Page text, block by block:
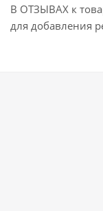
В ОТЗЫВАХ к
для добавления